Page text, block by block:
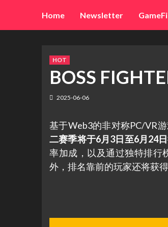
content
Home Newsletter GameFi
HOT
BOSS
2025-06-06
基于Web3的非对称PC/VR
二赛季将于6月3日至6月24
率加成，以及通过独特排行
外，排名靠前的玩家还将获得